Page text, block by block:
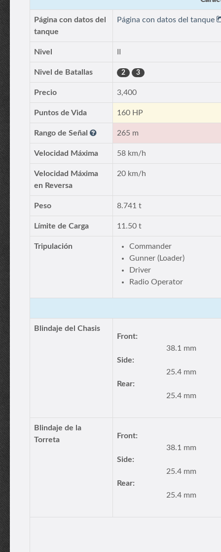
Página con datos del
tanque
Página con datos del tanque
Nivel
Nivel de Batallas 2 3
Precio 3,400
Puntos de Vida 160 HP
Rango de Señal 265 m
Velocidad Máxima 58 km/h
Velocidad Máxima
en Reversa
20 km/h
Peso 8.741 t
Límite de Carga 11.50 t
Tripulación
Commander
Gunner (Loader)
Driver
Radio Operator
Blindaje del Chasis
Front:
38.1 mm
Side:
25.4 mm
Rear:
25.4 mm
Blindaje de la
Torreta
Front:
38.1 mm
Side:
25.4 mm
Rear:
25.4 mm